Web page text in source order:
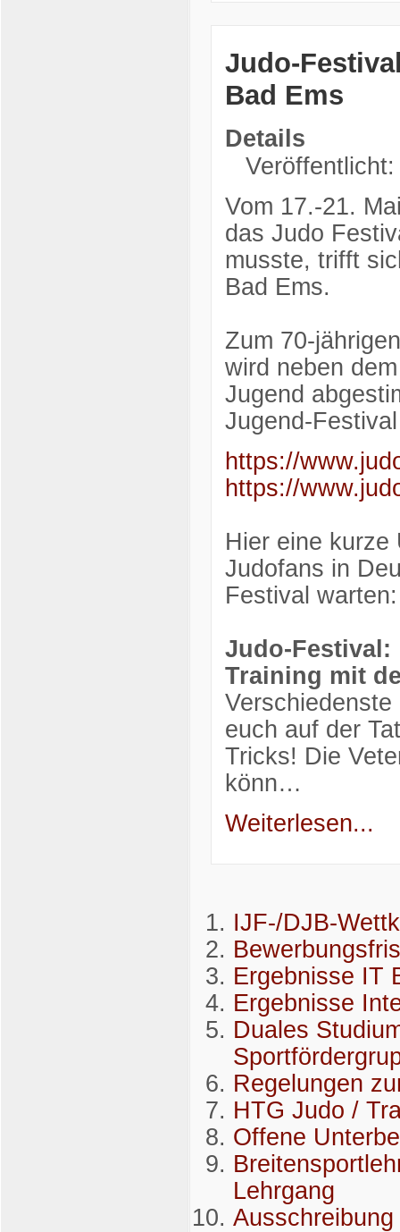
Judo-
Bad Ems
Details
Vom 17.-21.
das Judo
musste, trifft
Bad Ems.
Zum 70-
wird neben
Jugend
Jugend-
https://
https://
Hier eine kurze
Judofans in
Festival warten:
Judo-Festival:
Training mit
euch auf der
Tricks! Die
könn…
Weiterlesen...
IJF-/DJB-
Ergebnisse IT
Ergebnisse
Duales
Regelungen
HTG Judo /
Offene
Lehrgang